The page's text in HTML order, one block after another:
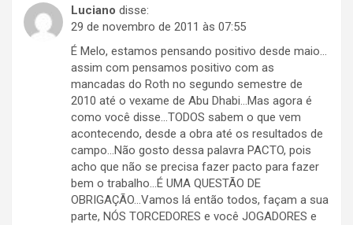
Luciano disse:
29 de novembro de 2011 às 07:55
É Melo, estamos pensando positivo desde maio…
assim com pensamos positivo com as
mancadas do Roth no segundo semestre de
2010 até o vexame de Abu Dhabi…Mas agora é
como você disse…TODOS sabem o que vem
acontecendo, desde a obra até os resultados de
campo…Não gosto dessa palavra PACTO, pois
acho que não se precisa fazer pacto para fazer
bem o trabalho…É UMA QUESTÃO DE
OBRIGAÇÃO…Vamos lá então todos, façam a sua
parte, NÓS TORCEDORES e você JOGADORES e